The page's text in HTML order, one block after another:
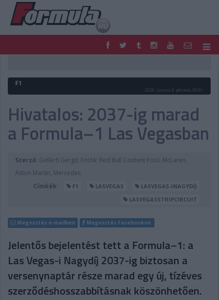
FORMULA
MOTOR
PODCAST
SHOP
TIPPJÁTÉK
DIGITÁLIS MAGAZIN
PONTÁLLÁSOK
F1
2026. június 5. péntek, 00:01
Hivatalos: 2037-ig marad
a Formula–1 Las Vegasban
Szerző: Gellérfi Gergő; Fotók: Red Bull Content Pool, McLaren,
Aston Martin, Mercedes
Címkék:
F1 LASVEGAS
LASVEGAS-INAGYDÍJ
LASVEGASSTRIPCIRCUIT
Megosztás e-mailben Megosztás Facebookon
Jelentős bejelentést tett a Formula–1: a
Las Vegas-i Nagydíj 2037-ig biztosan a
versenynaptár része marad egy új, tízéves
szerződéshosszabbításnak köszönhetően.